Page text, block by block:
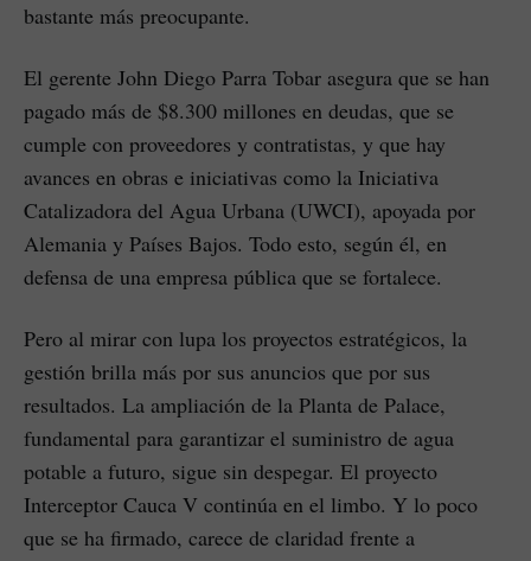
bastante más preocupante.
El gerente John Diego Parra Tobar asegura que se han
pagado más de $8.300 millones en deudas, que se
cumple con proveedores y contratistas, y que hay
avances en obras e iniciativas como la Iniciativa
Catalizadora del Agua Urbana (UWCI), apoyada por
Alemania y Países Bajos. Todo esto, según él, en
defensa de una empresa pública que se fortalece.
Pero al mirar con lupa los proyectos estratégicos, la
gestión brilla más por sus anuncios que por sus
resultados. La ampliación de la Planta de Palace,
fundamental para garantizar el suministro de agua
potable a futuro, sigue sin despegar. El proyecto
Interceptor Cauca V continúa en el limbo. Y lo poco
que se ha firmado, carece de claridad frente a